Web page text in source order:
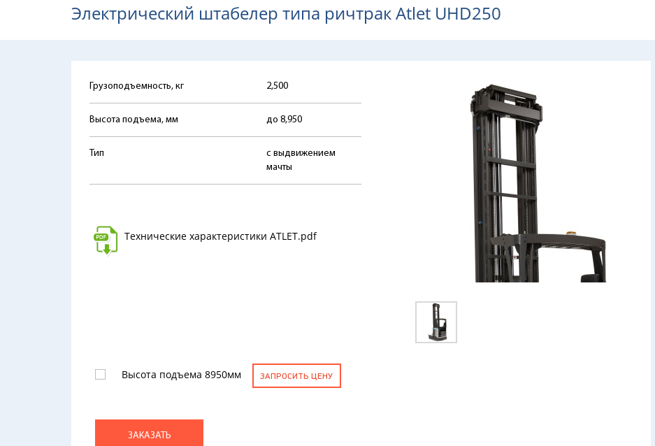
Электрический штабелер типа ричтрак Atlet UHD250
Грузоподъемность, кг 2,500
Высота подъема, мм до 8,950
Тип
с выдвижением
мачты
Технические характеристики ATLET.pdf
Высота подъема 8950мм ЗАПРОСИТЬ ЦЕНУ
ЗАКАЗАТЬ